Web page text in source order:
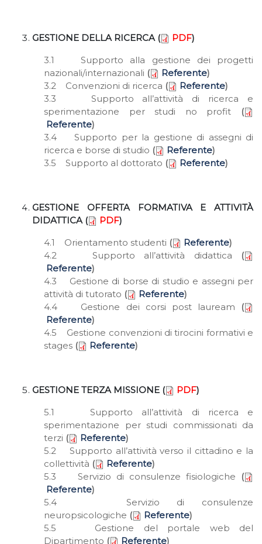
GESTIONE DELLA RICERCA ( PDF)
3.1 Supporto alla gestione dei progetti
nazionali/internazionali ( Referente)
3.2 Convenzioni di ricerca ( Referente)
3.3 Supporto all’attività di ricerca e
sperimentazione per studi no profit
(
Referente)
3.4 Supporto per la gestione di assegni di
ricerca e borse di studio ( Referente)
3.5 Supporto al dottorato ( Referente)
GESTIONE OFFERTA FORMATIVA E ATTIVITÀ
DIDATTICA (
PDF)
4.1 Orientamento studenti ( Referente)
4.2 Supporto all’attività didattica
(
Referente)
4.3 Gestione di borse di studio e assegni per
attività di tutorato ( Referente)
4.4 Gestione dei corsi post lauream
(
Referente)
4.5 Gestione convenzioni di tirocini formativi e
stages ( Referente)
GESTIONE TERZA MISSIONE ( PDF)
5.1 Supporto all’attività di ricerca e
sperimentazione per studi commissionati da
terzi ( Referente)
5.2 Supporto all’attività verso il cittadino e la
collettività ( Referente)
5.3 Servizio di consulenze fisiologiche
(
Referente)
5.4 Servizio di consulenze
neuropsicologiche ( Referente)
5.5 Gestione del portale web del
Dipartimento ( Referente)